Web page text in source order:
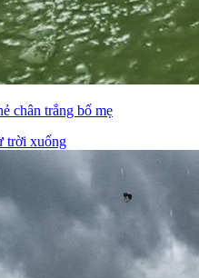
chân trắng bố mẹ
trời xuống